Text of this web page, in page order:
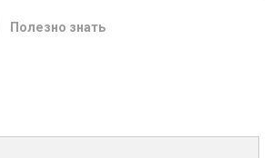
Полезно знать